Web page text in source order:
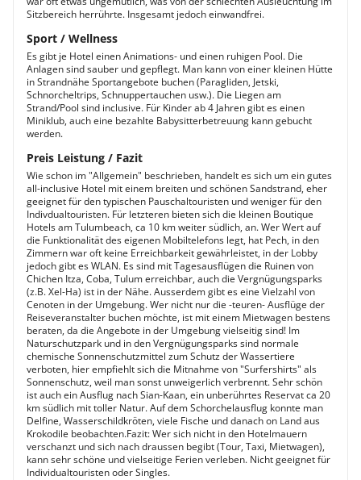
Sitzbereich herrührte. Insgesamt jedoch einwandfrei.
Sport / Wellness
Es gibt je Hotel einen Animations- und einen ruhigen Pool. Die
Anlagen sind sauber und gepflegt. Man kann von einer kleinen Hütte
in Strandnähe Sportangebote buchen (Paragliden, Jetski,
Schnorcheltrips, Schnuppertauchen usw.). Die Liegen am
Strand/Pool sind inclusive. Für Kinder ab 4 Jahren gibt es einen
Miniklub, auch eine bezahlte Babysitterbetreuung kann gebucht
werden.
Preis Leistung / Fazit
Wie schon im "Allgemein" beschrieben, handelt es sich um ein gutes
all-inclusive Hotel mit einem breiten und schönen Sandstrand, eher
geeignet für den typischen Pauschaltouristen und weniger für den
Indivdualtouristen. Für letzteren bieten sich die kleinen Boutique
Hotels am Tulumbeach, ca 10 km weiter südlich, an. Wer Wert auf
die Funktionalität des eigenen Mobiltelefons legt, hat Pech, in den
Zimmern war oft keine Erreichbarkeit gewährleistet, in der Lobby
jedoch gibt es WLAN. Es sind mit Tagesausflügen die Ruinen von
Chichen Itza, Coba, Tulum erreichbar, auch die Vergnügungsparks
(z.B. Xel-Ha) ist in der Nähe. Ausserdem gibt es eine Vielzahl von
Cenoten in der Umgebung. Wer nicht nur die -teuren- Ausflüge der
Reiseveranstalter buchen möchte, ist mit einem Mietwagen bestens
beraten, da die Angebote in der Umgebung vielseitig sind! Im
Naturschutzpark und in den Vergnügungsparks sind normale
chemische Sonnenschutzmittel zum Schutz der Wassertiere
verboten, hier empfiehlt sich die Mitnahme von "Surfershirts" als
Sonnenschutz, weil man sonst unweigerlich verbrennt. Sehr schön
ist auch ein Ausflug nach Sian-Kaan, ein unberührtes Reservat ca 20
km südlich mit toller Natur. Auf dem Schorchelausflug konnte man
Delfine, Wasserschildkröten, viele Fische und danach on Land aus
Krokodile beobachten.Fazit: Wer sich nicht in den Hotelmauern
verschanzt und sich nach draussen begibt (Tour, Taxi, Mietwagen),
kann sehr schöne und vielseitige Ferien verleben. Nicht geeignet für
Individualtouristen oder Singles.